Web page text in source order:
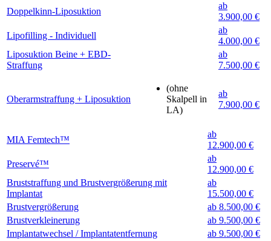
Doppelkinn-Liposuktion
ab
3.900,00 €
Lipofilling - Individuell
ab
4.000,00 €
Liposuktion Beine + EBD-
Straffung
ab
7.500,00 €
Oberarmstraffung + Liposuktion
(ohne
Skalpell in
LA)
ab
7.900,00 €
MIA Femtech™
ab
12.900,00 €
Preservé™
ab
12.900,00 €
Bruststraffung und Brustvergrößerung mit
Implantat
ab
15.500,00 €
Brustvergrößerung
ab 8.500,00 €
Brustverkleinerung
ab 9.500,00 €
Implantatwechsel / Implantatentfernung
ab 9.500,00 €